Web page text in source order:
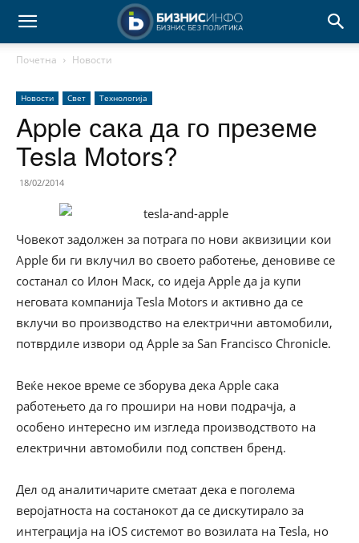
Почетна Новости
Новости Свет Технологија
Apple сака да го преземе
Tesla Motors?
18/02/2014
Човекот задолжен за потрага по нови аквизиции кои
Apple би ги вклучил во своето работење, деновиве се
состанал со Илон Маск, со идеја Apple да ја купи
неговата компанија Tesla Motors и активно да се
вклучи во производство на електрични автомобили,
потврдиле извори од Apple за San Francisco Chronicle.
Веќе некое време се зборува дека Apple сака
работењето да го прошири на нови подрачја, а
особено интересно им изгледа производството на
електрични автомобили под сопствен бренд.
Дел од аналитичарите сметаат дека е поголема
веројатноста на состанокот да се дискутирало за
интеграција на iOS системот во возилата на Tesla, но